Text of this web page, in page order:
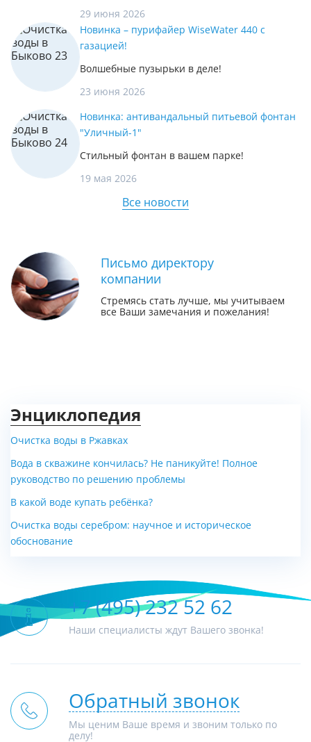
29 июня 2026
Новинка – пурифайер WiseWater 440 с
газацией!
Волшебные пузырьки в деле!
23 июня 2026
Новинка: антивандальный питьевой фонтан
"Уличный-1"
Стильный фонтан в вашем парке!
19 мая 2026
Все новости
Письмо директору
компании
Стремясь стать лучше, мы учитываем
все Ваши замечания и пожелания!
Энциклопедия
Очистка воды в Ржавках
Вода в скважине кончилась? Не паникуйте! Полное
руководство по решению проблемы
В какой воде купать ребёнка?
Очистка воды серебром: научное и историческое
обоснование
+7 (495) 232 52 62
Наши специалисты ждут Вашего звонка!
Обратный звонок
Мы ценим Ваше время и звоним только по
делу!